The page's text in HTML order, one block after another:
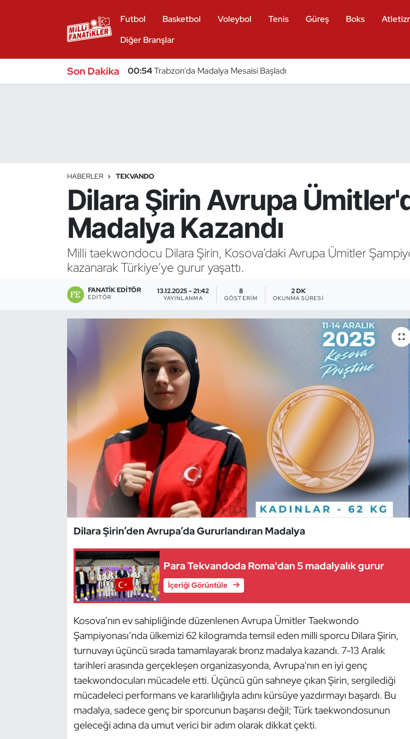
Futbol Basketbol Voleybol Tenis Güreş Boks
Diğer Branşlar
Son Dakika 00:54Trabzon'da Madalya Mesaisi Başladı
HABERLER TEKVANDO
Dilara Şirin Avrupa
Madalya Kazandı
Milli taekwondocu Dilara Şirin, Kosova’daki Avrupa Ümitler
kazanarak Türkiye’ye gurur yaşattı.
FANATIK EDITÖR
EDITÖR
13.12.2025 - 21:42
YAYINLANMA
8
GÖSTERIM
2 DK
OKUNMA SÜRESI
Dilara Şirin’den Avrupa’da Gururlandıran Madalya
Para Tekvandoda Roma'dan 5 madalyalık gurur
İçeriği Görüntüle
Kosova’nın ev sahipliğinde düzenlenen Avrupa Ümitler Taekwondo
Şampiyonası’nda ülkemizi 62 kilogramda temsil eden milli sporcu Dilara Şirin,
turnuvayı üçüncü sırada tamamlayarak bronz madalya kazandı. 7-13 Aralık
tarihleri arasında gerçekleşen organizasyonda, Avrupa'nın en iyi genç
taekwondocuları mücadele etti. Üçüncü gün sahneye çıkan Şirin, sergilediği
mücadeleci performans ve kararlılığıyla adını kürsüye yazdırmayı başardı. Bu
madalya, sadece genç bir sporcunun başarısı değil; Türk taekwondosunun
geleceği adına da umut verici bir adım olarak dikkat çekti.
Bocce Bowling Dart
Buz Hokeyi
Hava Sporları